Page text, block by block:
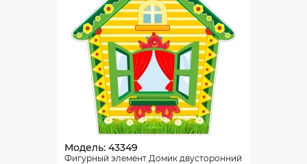
Модель: 43349
Фигурный элемент Домик двусторонний